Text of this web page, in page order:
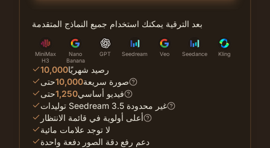
بعد الترقية يمكنك استخدام جميع النماذج المتقدمة
MiniMax
H3
Nano
Banana
GPT Seedream Veo Seedance Kling
10,000رصيد شهريًا
حتى10,000صورة سريعة
حتى1,250فيديو أساسي
توليدات Seedream 3.5 غير محدودة
أعلى أولوية في قائمة الانتظار
لا توجد علامات مائية
دعم رفع دقة الصور دفعة واحدة